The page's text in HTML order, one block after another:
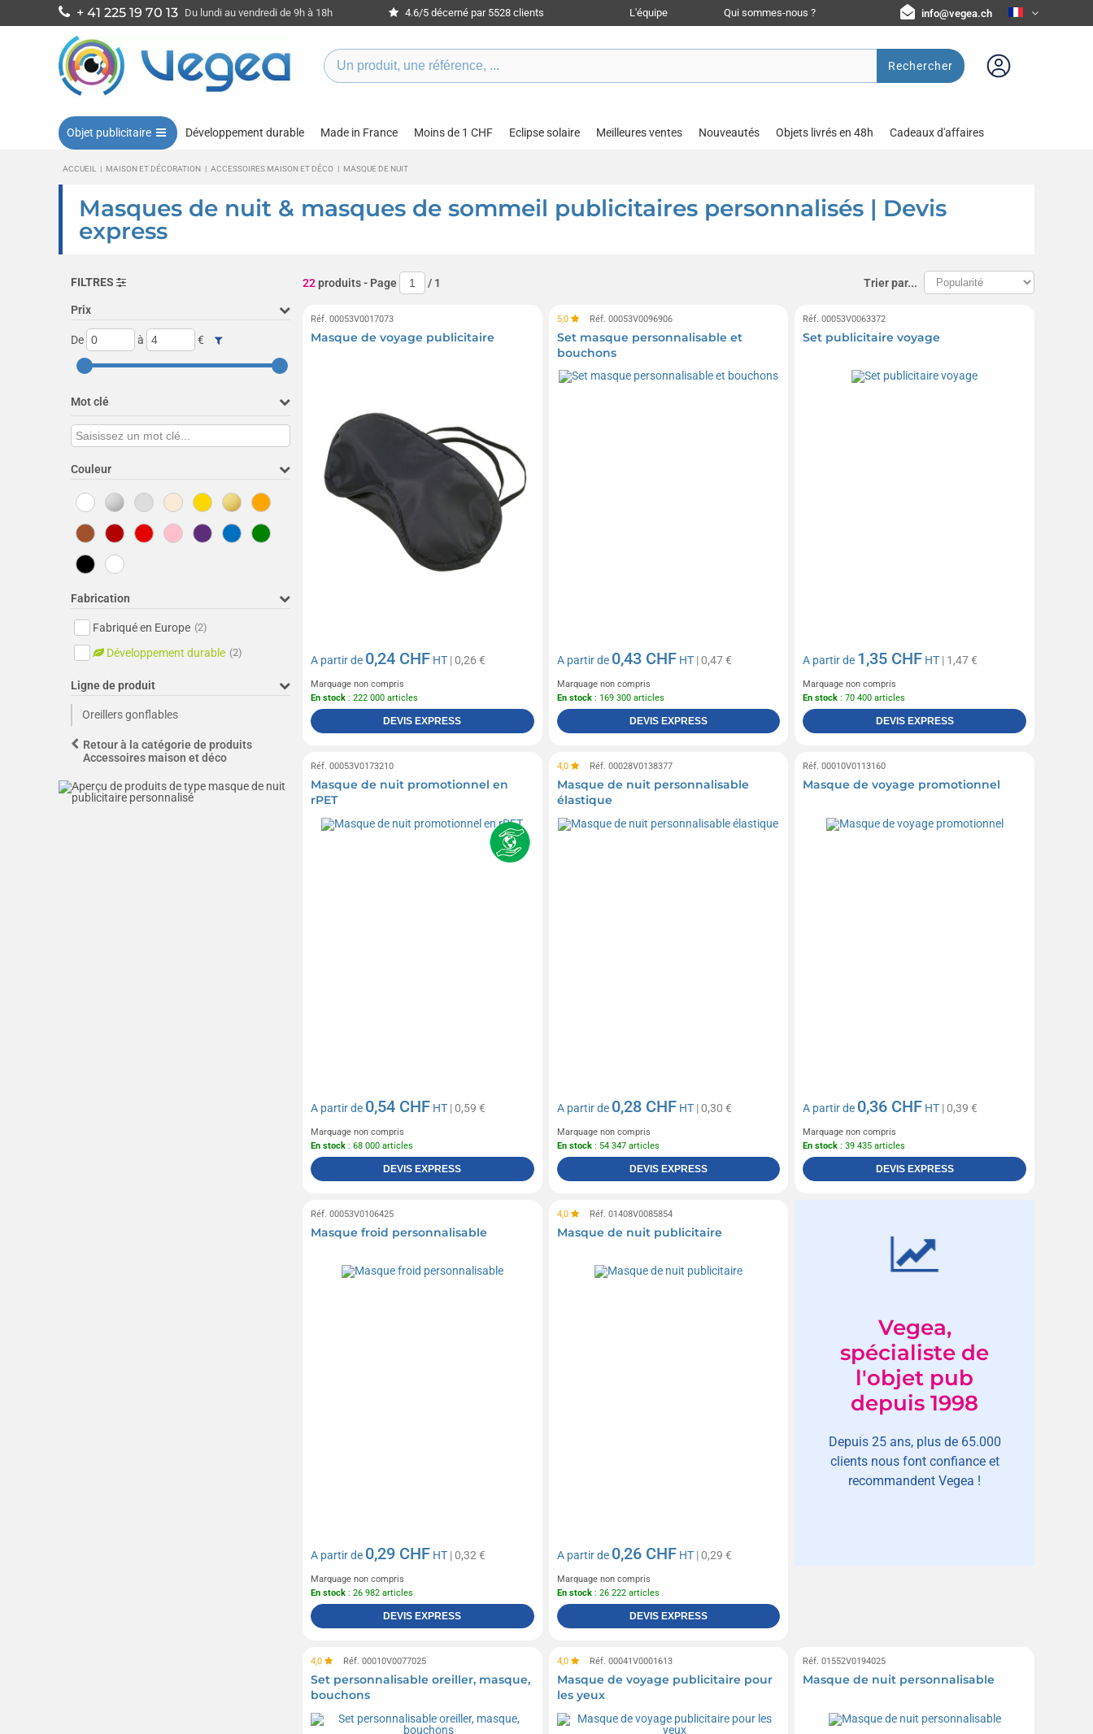
+ 41 225 19 70 13 Du lundi au vendredi de 9h à 18h 4.6/5 décerné par 5528 clients L'équipe Qui sommes-nous ? info@vegea.ch
Rechercher
Objet publicitaire Développement durable Made in France Moins de 1 CHF Eclipse solaire Meilleures ventes Nouveautés Objets livrés en 48h Cadeaux d'affaires
ACCUEIL | MAISON ET DÉCORATION | ACCESSOIRES MAISON ET DÉCO | MASQUE DE NUIT
Masques de nuit & masques de sommeil publicitaires personnalisés | Devis
express
FILTRES
Prix
De à €
Mot clé
Couleur
Fabrication
Fabriqué en Europe (2)
Développement durable (2)
Ligne de produit
Oreillers gonflables
Retour à la catégorie de produits
Accessoires maison et déco
22produits- Page / 1 Trier par...
Réf. 00053V0017073
Masque de voyage publicitaire
A partir de 0,24 CHF HT | 0,26 €
Marquage non compris
En stock : 222 000 articles
DEVIS EXPRESS
5,0 Réf. 00053V0096906
Set masque personnalisable et
bouchons
A partir de 0,43 CHF HT| 0,47 €
Marquage non compris
En stock: 169 300 articles
DEVIS EXPRESS
Réf. 00053V0063372
Set publicitaire voyage
A partir de 1,35 CHF HT | 1,47 €
Marquage non compris
En stock : 70 400 articles
DEVIS EXPRESS
Réf. 00053V0173210
Masque de nuit promotionnel en
rPET
A partir de 0,54 CHF HT | 0,59 €
Marquage non compris
En stock : 68 000 articles
DEVIS EXPRESS
4,0 Réf. 00028V0138377
Masque de nuit personnalisable
élastique
A partir de 0,28 CHF HT| 0,30 €
Marquage non compris
En stock: 54 347 articles
DEVIS EXPRESS
Réf. 00010V0113160
Masque de voyage promotionnel
A partir de 0,36 CHF HT | 0,39 €
Marquage non compris
En stock : 39 435 articles
DEVIS EXPRESS
Réf. 00053V0106425
Masque froid personnalisable
A partir de 0,29 CHF HT | 0,32 €
Marquage non compris
En stock : 26 982 articles
DEVIS EXPRESS
4,0 Réf. 01408V0085854
Masque de nuit publicitaire
A partir de 0,26 CHF HT| 0,29 €
Marquage non compris
En stock: 26 222 articles
DEVIS EXPRESS
Vegea,
spécialiste de
l'objet pub
depuis 1998
Depuis 25 ans, plus de 65.000
clients nous font confiance et
recommandent Vegea !
4,0 Réf. 00010V0077025
Set personnalisable oreiller, masque,
bouchons
4,0 Réf. 00041V0001613
Masque de voyage publicitaire pour
les yeux
Réf. 01552V0194025
Masque de nuit personnalisable